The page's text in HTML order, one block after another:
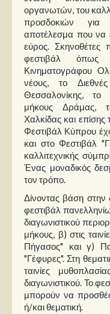
οργανωτών, του
προσδοκιών για
αποτέλεσμα που να
εύρος. Σκηνοθέτες
φεστιβάλ όπως
Κινηματογράφου
νέους, το
Θεσσαλονίκης, το
μήκους Δράμας,
Χαλκίδας και επίσης
Φεστιβάλ Κύπρου
και στο Φεστιβάλ
καλλιτεχνικής
Ένας μοναδικός
τον τρόπο.
Δίνοντας βάση στην
φεστιβάλ
διαγωνιστικού
μήκους, β) στις
Πήγασος" και γ)
"Γέφυρες". Στη
ταινίες
διαγωνιστικού. Το
μπορούν να
ή/και θεματική.